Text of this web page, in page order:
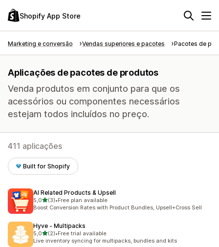
Shopify App Store
Marketing e conversão Vendas superiores e pacotes Pacotes de
Aplicações de pacotes de produtos
Venda produtos em conjunto para que os
acessórios ou componentes necessários
estejam todos incluídos no preço.
411 aplicações
Built for Shopify
AI Related Products & Upsell
5,0de 5 estrelas
(3)
3 total de avaliações
•Free plan available
Boost Conversion Rates with Product Bundles, Upsell+Cross Sell
Hyve ‑ Multipacks
5,0de 5 estrelas
(2)
2 total de avaliações
•Free trial available
Live inventory syncing for multipacks, bundles and kits